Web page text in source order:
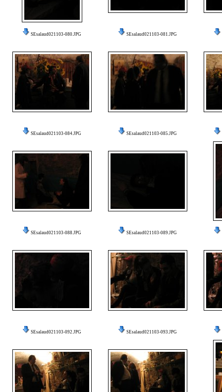
SEsalaud021103-080.JPG SEsalaud021103-081.JPG
SEsalaud021103-084.JPG SEsalaud021103-085.JPG
SEsalaud021103-088.JPG SEsalaud021103-089.JPG
SEsalaud021103-092.JPG SEsalaud021103-093.JPG